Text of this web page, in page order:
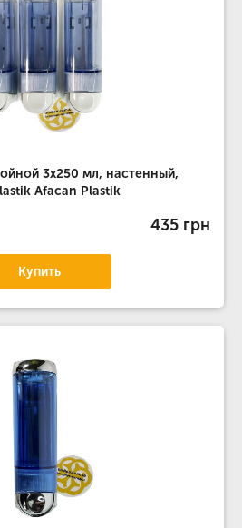
3х250 мл, настенный,
Afacan Plastik
435 грн
Купить